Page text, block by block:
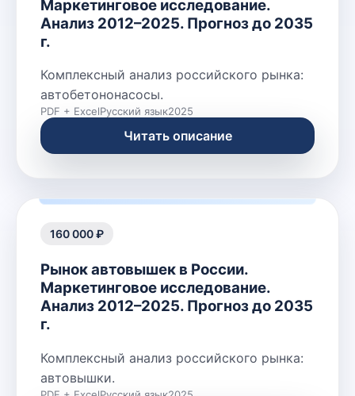
Маркетинговое исследование.
Анализ 2012–2025. Прогноз до 2035
г.
Комплексный анализ российского рынка:
автобетононасосы.
PDF + ExcelРусский язык2025
Читать описание
160 000 ₽
Рынок автовышек в России.
Маркетинговое исследование.
Анализ 2012–2025. Прогноз до 2035
г.
Комплексный анализ российского рынка:
автовышки.